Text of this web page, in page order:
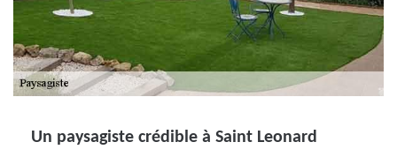
Un paysagiste crédible à Saint Leonard